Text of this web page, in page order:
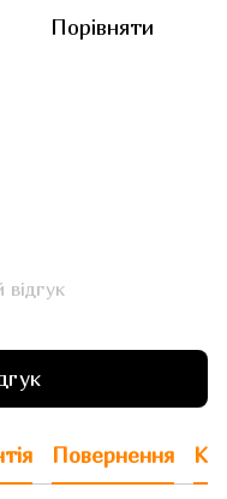
Порівняти
Повернення